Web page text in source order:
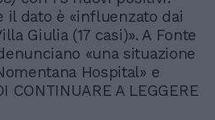
il dato è «influenzato dai
Giulia (17 casi)». A Fonte
«una situazione
Hospital» e
CONTINUARE A LEGGERE